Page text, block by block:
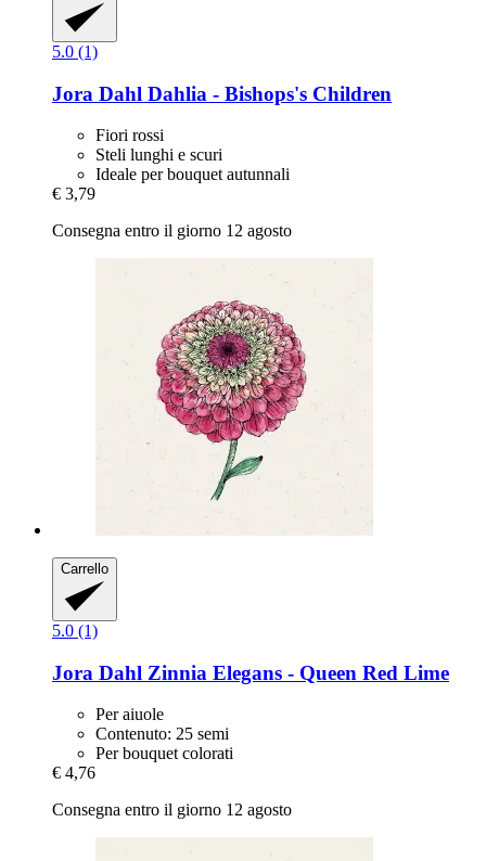
5.0 (1)
Jora Dahl Dahlia -​ Bishops's Children
Fiori rossi
Steli lunghi e scuri
Ideale per bouquet autunnali
€ 3,79
Consegna entro il giorno 12 agosto
Carrello
5.0 (1)
Jora Dahl Zinnia Elegans -​ Queen Red Lime
Per aiuole
Contenuto: 25 semi
Per bouquet colorati
€ 4,76
Consegna entro il giorno 12 agosto